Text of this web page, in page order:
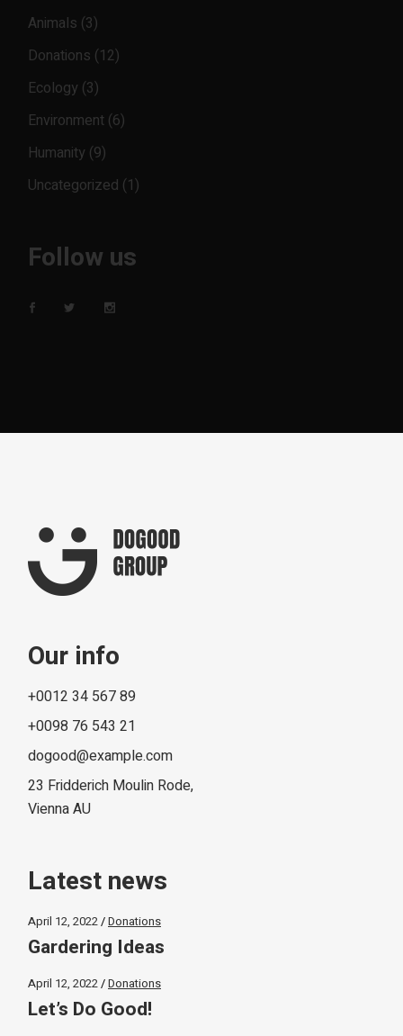
Animals (3)
Donations (12)
Ecology (3)
Environment (6)
Humanity (9)
Uncategorized (1)
Follow us
Our info
+0012 34 567 89
+0098 76 543 21
dogood@example.com
23 Fridderich Moulin Rode,
Vienna AU
Latest news
April 12, 2022 Donations
Gardering Ideas
April 12, 2022 Donations
Let’s Do Good!